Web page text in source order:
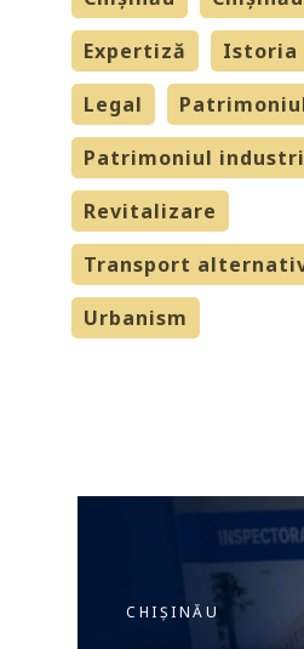
Expertiză
Istoria
Legal
Patrimoniul
Revitalizare
Transport
Urbanism
CHIȘINĂU